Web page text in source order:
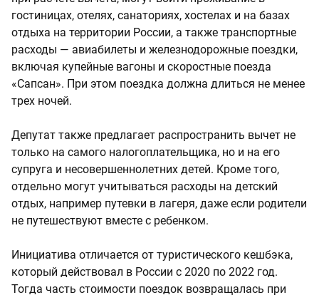
гостиницах, отелях, санаториях, хостелах и на базах
отдыха на территории России, а также транспортные
расходы — авиабилеты и железнодорожные поездки,
включая купейные вагоны и скоростные поезда
«Сапсан». При этом поездка должна длиться не менее
трех ночей.
Депутат также предлагает распространить вычет не
только на самого налогоплательщика, но и на его
супруга и несовершеннолетних детей. Кроме того,
отдельно могут учитываться расходы на детский
отдых, например путевки в лагеря, даже если родители
не путешествуют вместе с ребенком.
Инициатива отличается от туристического кешбэка,
который действовал в России с 2020 по 2022 год.
Тогда часть стоимости поездок возвращалась при